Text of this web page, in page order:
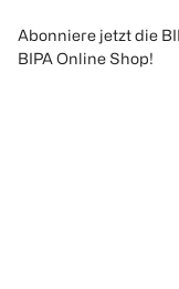
Abonniere jetzt die
BIPA Online Shop!